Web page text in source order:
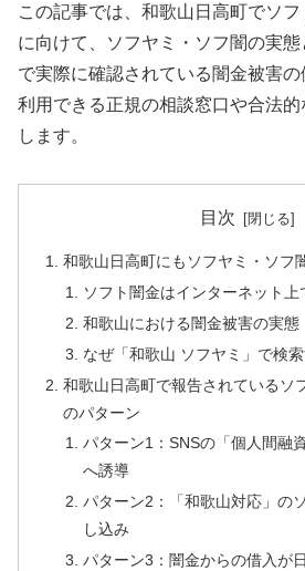
この記事では、和歌山日高町でソ
に向けて、ソフヤミ・ソフ闇の実
で実際に確認されている闇金被害
利用できる正規の相談窓口や合法
します。
目次
和歌山日高町にもソフヤミ・ソフ
ソフト闇金はインターネット上
和歌山における闇金被害の実態
なぜ「和歌山 ソフヤミ」で検
和歌山日高町で報告されているソ
のパターン
パターン1：SNSの「個人間融
へ誘導
パターン2：「和歌山対応」の
し込み
パターン3：闇金からの借入が